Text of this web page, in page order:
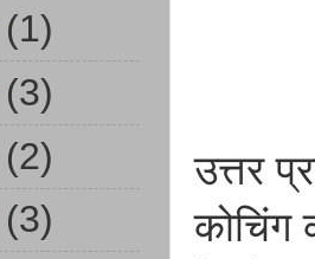
उत्तर
कोचिंग
(1)
(3)
(2)
(3)